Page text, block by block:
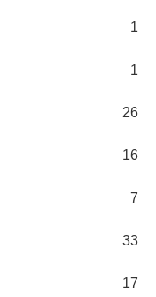
1
1
26
16
7
33
17